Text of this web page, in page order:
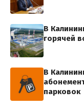
В
горячей
В
парковок